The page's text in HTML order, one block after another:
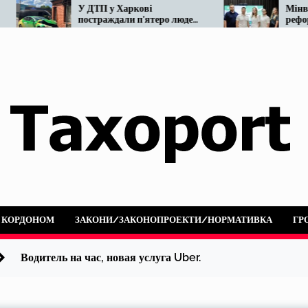
У ДТП у Харкові
постраждали п’ятеро людей:
не розминулися OnTaxi та
Мінвідновлення
реформу таксі. Що
наразі…
КОРДОНОМ ЗАКОНИ/ЗАКОНОПРОЕКТИ/НОРМАТИВКА
Водитель на час, новая услуга Uber.